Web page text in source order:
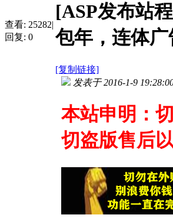
查看: 25282|
回复: 0
[ASP发布站
包年，连体
[复制链接]
发表于 2016-1-9
本站申明：
切盗版售后